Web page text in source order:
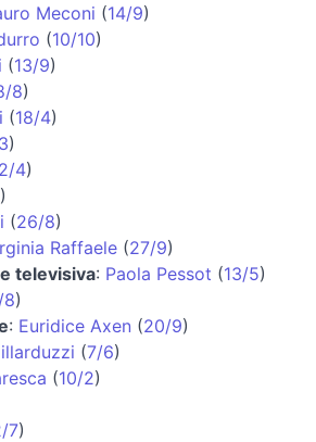
Meconi (14/9)
(10/10)
(13/9)
8)
(18/4)
)
4)
)
(26/8)
Raffaele (27/9)
televisiva: Paola Pessot (13/5)
8)
: Euridice Axen (20/9)
(7/6)
(10/2)
7)